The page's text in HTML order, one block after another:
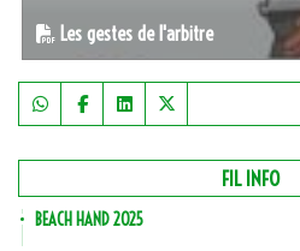
Les gestes de l'arbitre
FIL INFO
BEACH HAND 2025